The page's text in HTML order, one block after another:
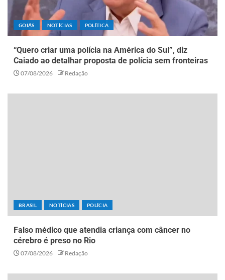
GOIÁS NOTÍCIAS POLÍTICA
“Quero criar uma polícia na América do Sul”, diz
Caiado ao detalhar proposta de polícia sem fronteiras
07/08/2026 Redação
BRASIL NOTÍCIAS POLÍCIA
Falso médico que atendia criança com câncer no
cérebro é preso no Rio
07/08/2026 Redação